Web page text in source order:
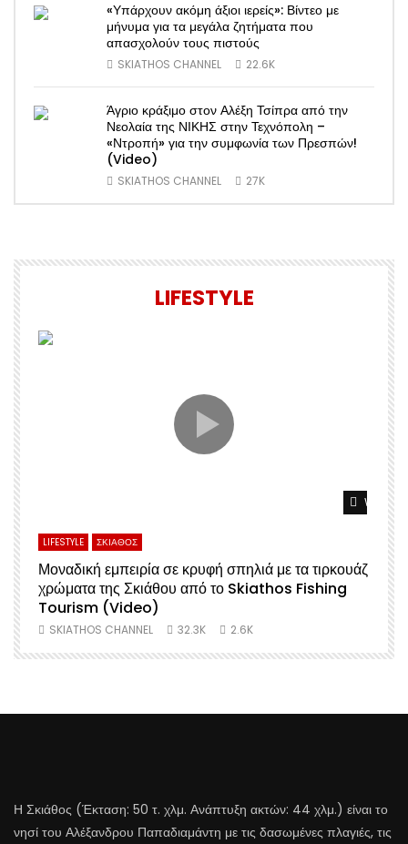
«Υπάρχουν ακόμη άξιοι ιερείς»: Βίντεο με
μήνυμα για τα μεγάλα ζητήματα που
απασχολούν τους πιστούς
SKIATHOS CHANNEL 22.6K
Άγριο κράξιμο στον Αλέξη Τσίπρα από την
Νεολαία της ΝΙΚΗΣ στην Τεχνόπολη –
«Ντροπή» για την συμφωνία των Πρεσπών!
(Video)
SKIATHOS CHANNEL 27K
LIFESTYLE
Watch
LIFESTYLE ΣΚΙΑΘΟΣ
Μοναδική εμπειρία σε κρυφή σπηλιά με τα τιρκουάζ
χρώματα της Σκιάθου από το Skiathos Fishing
Tourism (Video)
SKIATHOS CHANNEL 32.3K 2.6K
Η Σκιάθος (Έκταση: 50 τ. χλμ. Ανάπτυξη ακτών: 44 χλμ.) είναι το
νησί του Αλέξανδρου Παπαδιαμάντη με τις δασωμένες πλαγιές, τις